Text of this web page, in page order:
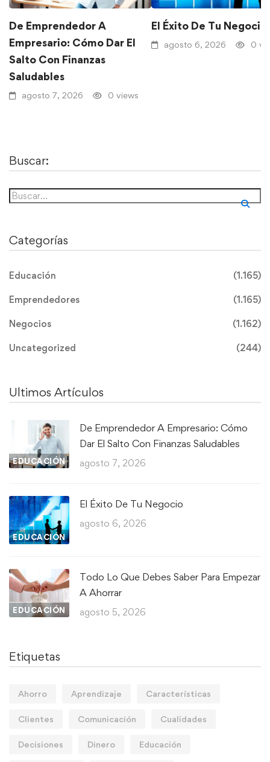
De Emprendedor A
Empresario: Cómo Dar El
Salto Con Finanzas
Saludables
agosto 7, 2026 0 views
El Éxito De Tu Negocio
agosto 6, 2026 0
Buscar:
Categorías
Educación (1.165)
Emprendedores (1.165)
Negocios (1.162)
Uncategorized (244)
Ultimos Artículos
EDUCACIÓN
De Emprendedor A Empresario: Cómo
Dar El Salto Con Finanzas Saludables
agosto 7, 2026
EDUCACIÓN
El Éxito De Tu Negocio
agosto 6, 2026
EDUCACIÓN
Todo Lo Que Debes Saber Para Empezar
A Ahorrar
agosto 5, 2026
Etiquetas
Ahorro Aprendizaje Características
Clientes Comunicación Cualidades
Decisiones Dinero Educación